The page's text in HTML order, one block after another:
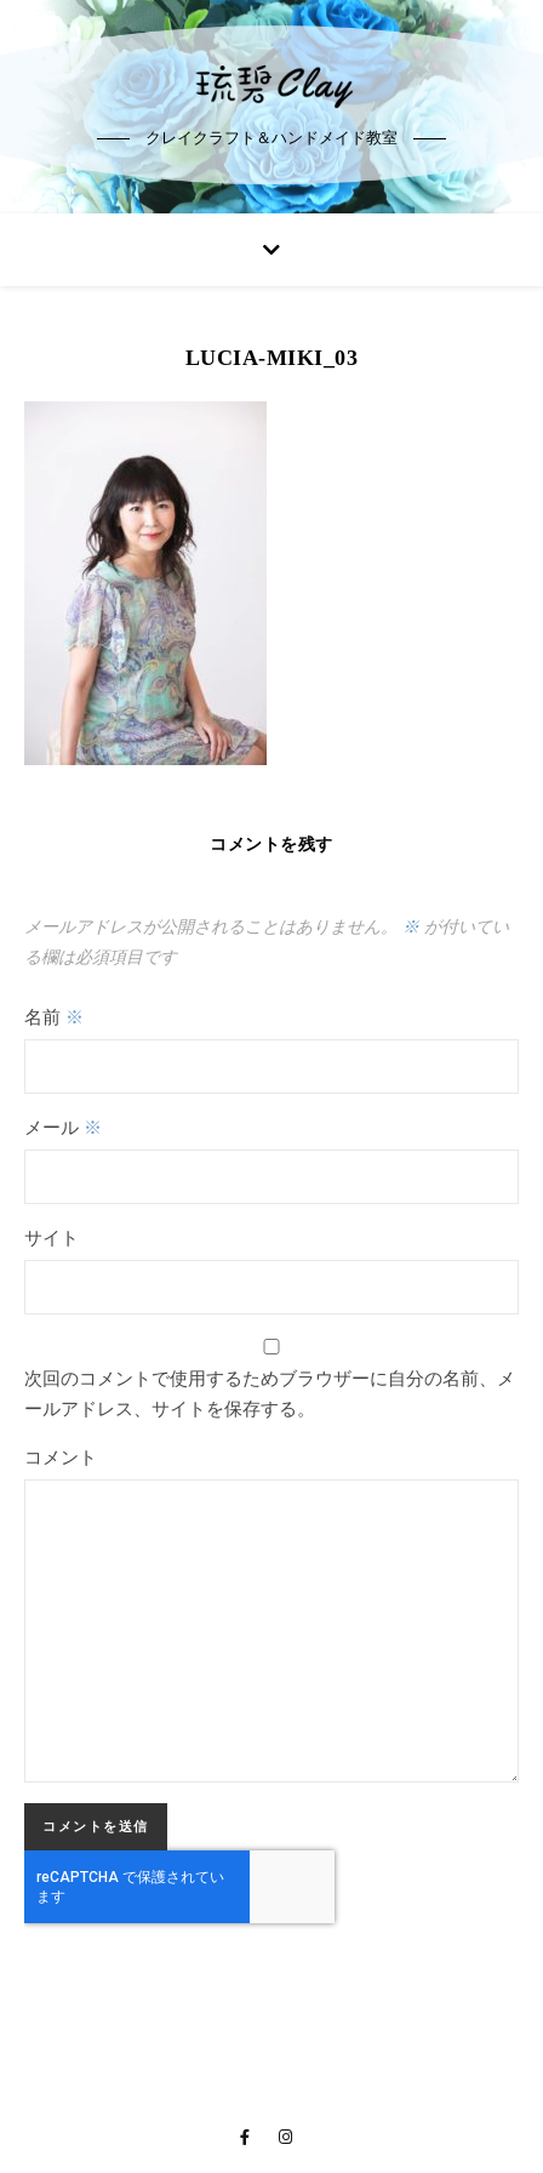
クレイクラフト＆ハンドメイド教室
LUCIA-MIKI_03
コメントを残す
メールアドレスが公開されることはありません。 ※ が付いてい
る欄は必須項目です
名前 ※
メール ※
サイト
次回のコメントで使用するためブラウザーに自分の名前、メ
ールアドレス、サイトを保存する。
コメント